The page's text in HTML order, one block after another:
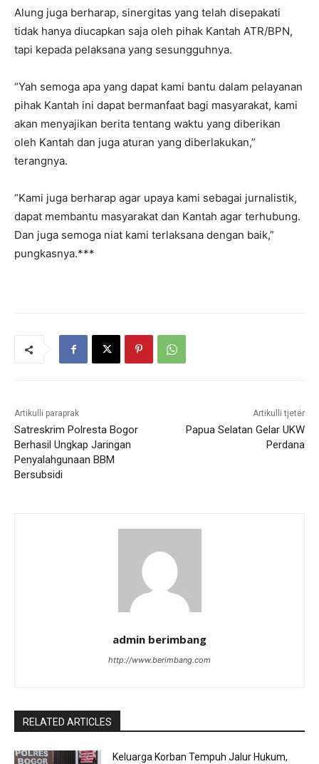
Alung juga berharap, sinergitas yang telah disepakati
tidak hanya diucapkan saja oleh pihak Kantah ATR/BPN,
tapi kepada pelaksana yang sesungguhnya.
“Yah semoga apa yang dapat kami bantu dalam pelayanan
pihak Kantah ini dapat bermanfaat bagi masyarakat, kami
akan menyajikan berita tentang waktu yang diberikan
oleh Kantah dan juga aturan yang diberlakukan,”
terangnya.
“Kami juga berharap agar upaya kami sebagai jurnalistik,
dapat membantu masyarakat dan Kantah agar terhubung.
Dan juga semoga niat kami terlaksana dengan baik,”
pungkasnya.***
Artikulli paraprak
Satreskrim Polresta Bogor
Berhasil Ungkap Jaringan
Penyalahgunaan BBM
Bersubsidi
Artikulli tjetër
Papua Selatan Gelar UKW
Perdana
admin berimbang
http://www.berimbang.com
RELATED ARTICLES
Keluarga Korban Tempuh Jalur Hukum,